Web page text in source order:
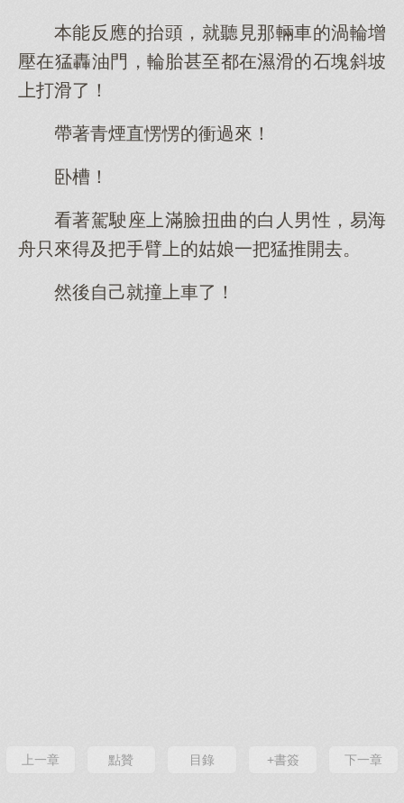
本能反應的抬頭，就聽見那輛車的渦輪增
壓在猛轟油門，輪胎甚至都在濕滑的石塊斜坡
上打滑了！
帶著青煙直愣愣的衝過來！
卧槽！
看著駕駛座上滿臉扭曲的白人男性，易海
舟只來得及把手臂上的姑娘一把猛推開去。
然後自己就撞上車了！
上一章 點贊 目錄 +書簽 下一章